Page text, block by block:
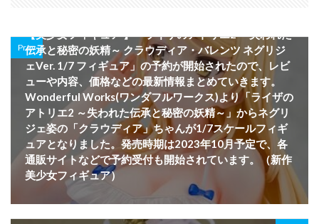
Prev
【美少女フィギュア 】「ライザのアトリエ2 ～失われた
伝承と秘密の妖精～ クラウディア・バレンツ ネグリジ
ェVer. 1/7 フィギュア」の予約が開始されたので、レビ
ューや内容、価格などの最新情報まとめていきます。
Wonderful Works(ワンダフルワークス)より「ライザの
アトリエ2 ～失われた伝承と秘密の妖精～」からネグリ
ジェ姿の「クラウディア」ちゃんが1/7スケールフィギ
ュアとなりました。発売時期は2023年10月予定で、各
通販サイトなどで予約受付も開始されています。（新作
美少女フィギュア）